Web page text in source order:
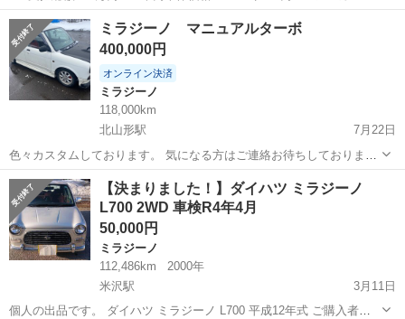
名： ダイハツ ■ 車種名： ミラジーノ ■ グレード名： ミニラ
イトスペシャル バックカメラ キーレスエントリー ＡＴ ＣＤ
ＤＶＤ再生 ＵＳ...
山形 西村山郡
ミラジーノ マニュアルターボ
400,000円
オンライン決済
ミラジーノ
118,000km
北山形駅
7月22日
色々カスタムしております。 気になる方はご連絡お待ちしておりま
す！
山形 山形市 北山形駅 ミラジーノ
【決まりました！】ダイハツ ミラジーノ
L700 2WD 車検R4年4月
50,000円
ミラジーノ
112,486km
2000年
米沢駅
3月11日
個人の出品です。 ダイハツ ミラジーノ L700 平成12年式 ご購入者様